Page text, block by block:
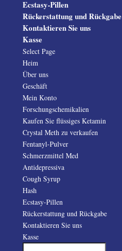
Ecstasy-Pillen
Rückerstattung und Rückgabe
Kontaktieren Sie uns
Kasse
Select Page
Heim
Über uns
Geschäft
Mein Konto
Forschungschemikalien
Kaufen Sie flüssiges Ketamin
Crystal Meth zu verkaufen
Fentanyl-Pulver
Schmerzmittel Med
Antidepressiva
Cough Syrup
Hash
Ecstasy-Pillen
Rückerstattung und Rückgabe
Kontaktieren Sie uns
Kasse